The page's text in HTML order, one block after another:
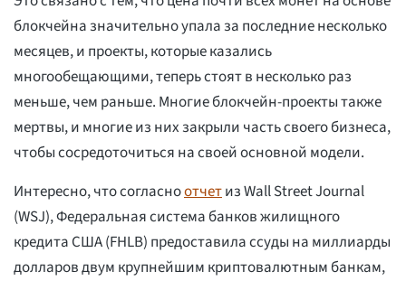
блокчейна значительно упала за последние несколько
месяцев, и проекты, которые казались
многообещающими, теперь стоят в несколько раз
меньше, чем раньше. Многие блокчейн-проекты также
мертвы, и многие из них закрыли часть своего бизнеса,
чтобы сосредоточиться на своей основной модели.
Интересно, что согласноотчетиз Wall Street Journal
(WSJ), Федеральная система банков жилищного
кредита США (FHLB) предоставила ссуды на миллиарды
долларов двум крупнейшим криптовалютным банкам,